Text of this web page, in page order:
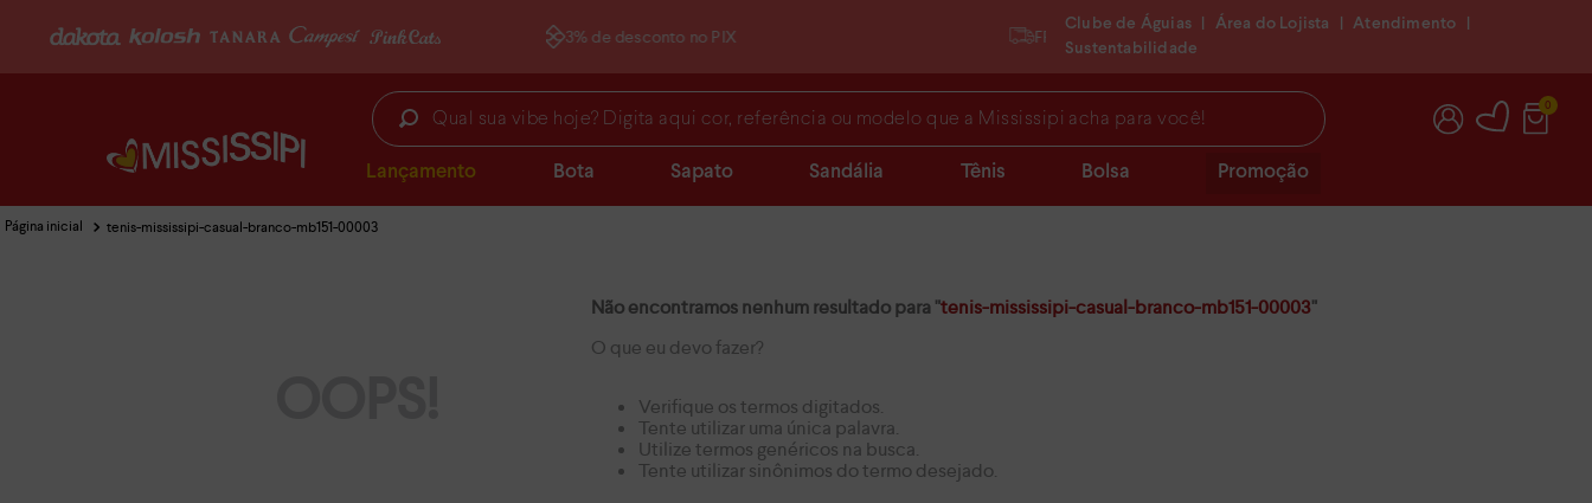
3% de desconto no PIX FRETE GRÁTIS
Clube de Águias Área do Lojista Atendimento
Sustentabilidade
Qual sua vibe hoje? Digita aqui cor, referência ou modelo que a Mississipi acha para você! 0
Lançamento Bota Sapato Sandália Tênis Bolsa Promoção
tenis-mississipi-casual-branco-mb151-00003
Não encontramos nenhum resultado para "tenis-mississipi-casual-branco-mb151-00003"
O que eu devo fazer?
Verifique os termos digitados.
Tente utilizar uma única palavra.
Utilize termos genéricos na busca.
Tente utilizar sinônimos do termo desejado.